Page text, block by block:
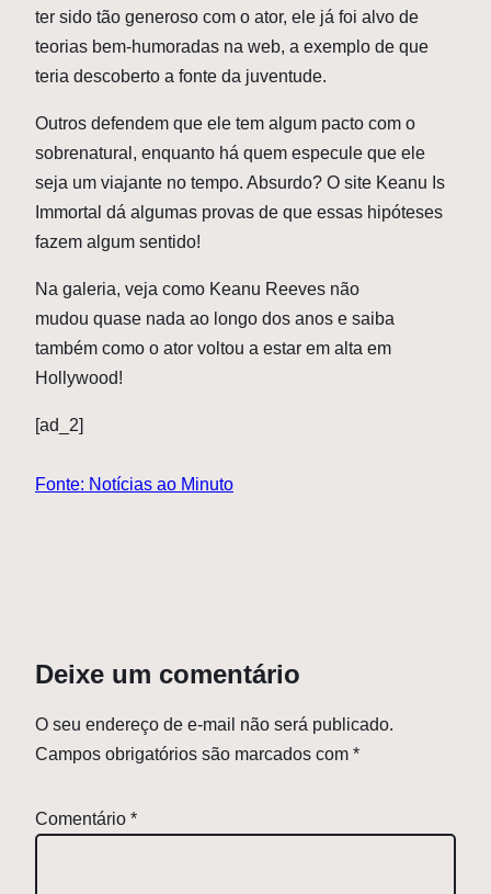
ter sido tão generoso com o ator, ele já foi alvo de
teorias bem-humoradas na web, a exemplo de que
teria descoberto a fonte da juventude.
Outros defendem que ele tem algum pacto com o
sobrenatural, enquanto há quem especule que ele
seja um viajante no tempo. Absurdo? O site Keanu Is
Immortal dá algumas provas de que essas hipóteses
fazem algum sentido!
Na galeria, veja como Keanu Reeves não
mudou quase nada ao longo dos anos e saiba
também como o ator voltou a estar em alta em
Hollywood!
[ad_2]
Fonte: Notícias ao Minuto
Deixe um comentário
O seu endereço de e-mail não será publicado.
Campos obrigatórios são marcados com *
Comentário *